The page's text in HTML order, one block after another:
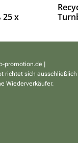
25 x
promotion.de |
richtet sich ausschließlich
Wiederverkäufer.